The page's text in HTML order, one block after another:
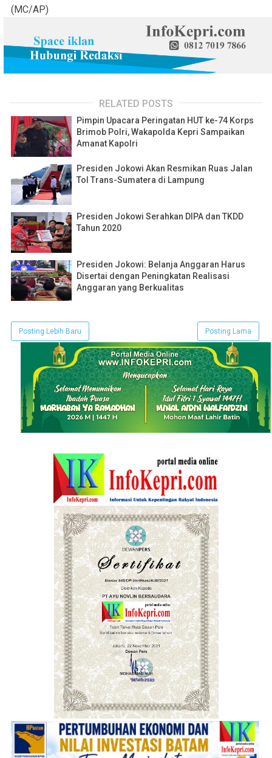
(MC/AP)
RELATED POSTS
Pimpin Upacara Peringatan HUT ke-74 Korps
Brimob Polri, Wakapolda Kepri Sampaikan
Amanat Kapolri
Presiden Jokowi Akan Resmikan Ruas Jalan
Tol Trans-Sumatera di Lampung
Presiden Jokowi Serahkan DIPA dan TKDD
Tahun 2020
Presiden Jokowi: Belanja Anggaran Harus
Disertai dengan Peningkatan Realisasi
Anggaran yang Berkualitas
Posting Lebih Baru Posting Lama